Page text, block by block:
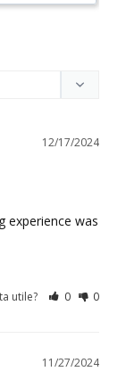
12/17/2024
experience was
utile? 0 0
11/27/2024